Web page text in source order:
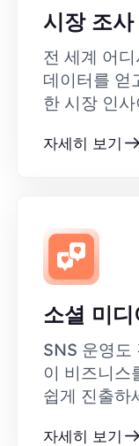
시장 조사
전 세계 어
데이터를 얻
한 시장 인
자세히 보기
소셜 미디
SNS 운영도
이 비즈니스
쉽게 진출하
자세히 보기